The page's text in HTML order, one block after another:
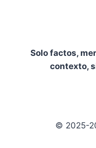
Solo factos,
contexto,
© 2025-